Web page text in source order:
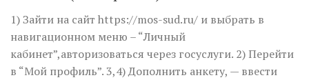
1) Зайти на сайт https://mos-sud.ru/ и выбрать в
навигационном меню – “Личный
кабинет”,авторизоваться через госуслуги. 2) Перейти
в “Мой профиль”. 3,4) Дополнить анкету, — ввести